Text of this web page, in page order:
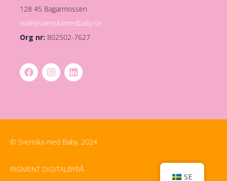
128 45 Bagarmossen
mail@svenskamedbaby.se
Org nr: 802502-7627
© Svenska med Baby, 2024
PIGMENT DIGITALBYRÅ
SE